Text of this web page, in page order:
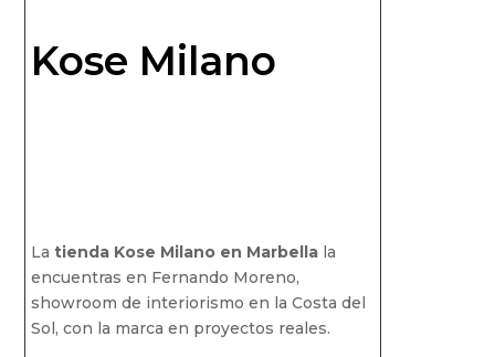
Kose Milano
La tienda Kose Milano en Marbellala
encuentras en Fernando Moreno,
showroom de interiorismo en la Costa del
Sol, con la marca en proyectos reales.